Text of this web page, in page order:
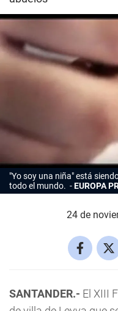
"Yo soy una niña" está
todo el mundo.
EUROPA
24 de
SANTANDER.- El XIII